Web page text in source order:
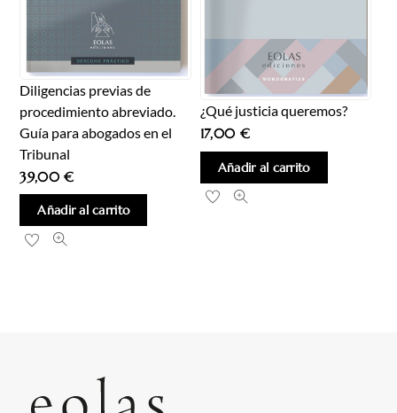
Diligencias previas de
procedimiento abreviado.
Guía para abogados en el
Tribunal
39,00€
Añadir al carrito
¿Qué justicia queremos?
17,00 €
Añadir al carrito